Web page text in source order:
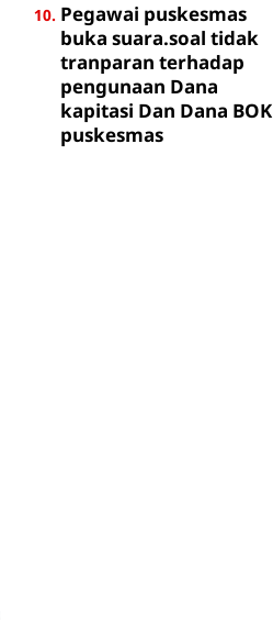
Pegawai puskesmas
buka suara.soal tidak
tranparan terhadap
pengunaan Dana
kapitasi Dan Dana BOK
puskesmas